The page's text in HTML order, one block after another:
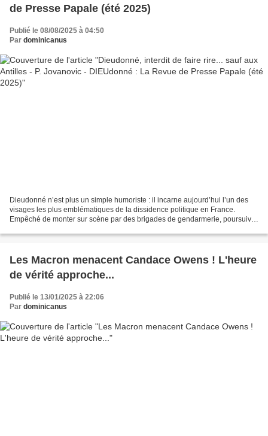
de Presse Papale (été 2025)
Publié le 08/08/2025 à 04:50
Par dominicanus
Dieudonné n’est plus un simple humoriste : il incarne aujourd’hui l’un des
visages les plus emblématiques de la dissidence politique en France.
Empêché de monter sur scène par des brigades de gendarmerie, poursuivi
Les Macron menacent Candace Owens ! L'heure
de vérité approche...
Publié le 13/01/2025 à 22:06
Par dominicanus